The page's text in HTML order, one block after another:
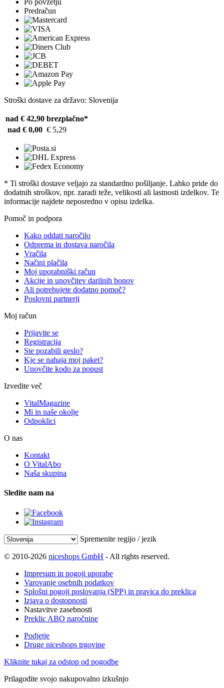
Po povzetju
Predračun
Stroški dostave za državo: Slovenija
nad € 42,90 brezplačno*
nad € 0,00 € 5,29
* Ti stroški dostave veljajo za standardno pošiljanje. Lahko pride do
dodatnih stroškov, npr. zaradi teže, velikosti ali lastnosti izdelkov. Te
informacije najdete neposredno v opisu izdelka.
Pomoč in podpora
Kako oddati naročilo
Odprema in dostava naročila
Vračila
Načini plačila
Moj uporabniški račun
Akcije in unovčitev darilnih bonov
Ali potrebujete dodatno pomoč?
Poslovni partnerji
Moj račun
Prijavite se
Registracija
Ste pozabili geslo?
Kje se nahaja moj paket?
Unovčite kodo za popust
Izvedite več
VitalMagazine
Mi in naše okolje
Odpoklici
O nas
Kontakt
O VitalAbo
Naša skupina
Sledite nam na
Spremenite regijo / jezik
© 2010-2026 niceshops GmbH - All rights reserved.
Impresum in pogoji uporabe
Varovanje osebnih podatkov
Splošni pogoji poslovanja (SPP) in pravica do preklica
Izjava o dostopnosti
Nastavitve zasebnosti
Preklic ABO naročnine
Podjetje
Druge niceshops trgovine
Kliknite tukaj za odstop od pogodbe
Prilagodite svojo nakupovalno izkušnjo